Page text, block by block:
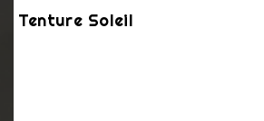
Tenture Soleil